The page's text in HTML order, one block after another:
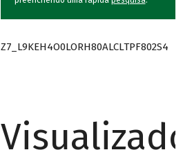
Z7_L9KEH4O0LORH80ALCLTPF802S4
Visualizador